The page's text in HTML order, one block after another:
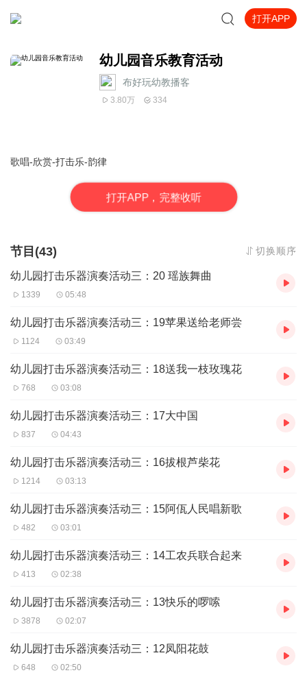
打开APP
幼儿园音乐教育活动
布好玩幼教播客
3.80万 334
歌唱-欣赏-打击乐-韵律
打开APP，完整收听
节目(43) 切换顺序
幼儿园打击乐器演奏活动三：20 瑶族舞曲
1339 05:48
幼儿园打击乐器演奏活动三：19苹果送给老师尝
1124 03:49
幼儿园打击乐器演奏活动三：18送我一枝玫瑰花
768 03:08
幼儿园打击乐器演奏活动三：17大中国
837 04:43
幼儿园打击乐器演奏活动三：16拔根芦柴花
1214 03:13
幼儿园打击乐器演奏活动三：15阿佤人民唱新歌
482 03:01
幼儿园打击乐器演奏活动三：14工农兵联合起来
413 02:38
幼儿园打击乐器演奏活动三：13快乐的啰嗦
3878 02:07
幼儿园打击乐器演奏活动三：12凤阳花鼓
648 02:50